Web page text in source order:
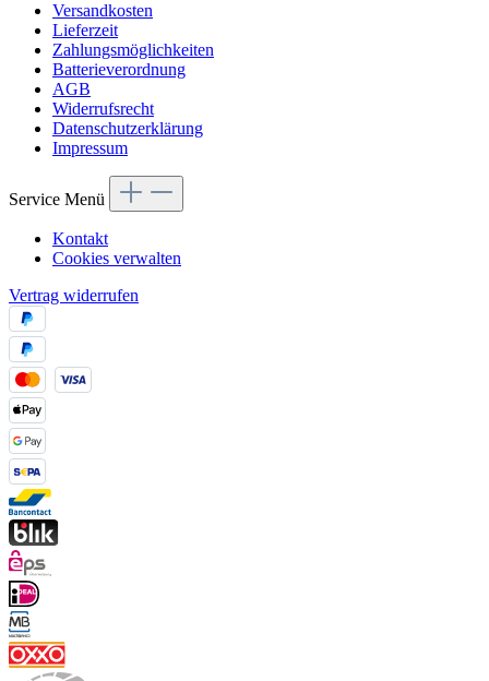
Versandkosten
Lieferzeit
Zahlungsmöglichkeiten
Batterieverordnung
AGB
Widerrufsrecht
Datenschutzerklärung
Impressum
Service Menü
Kontakt
Cookies verwalten
Vertrag widerrufen